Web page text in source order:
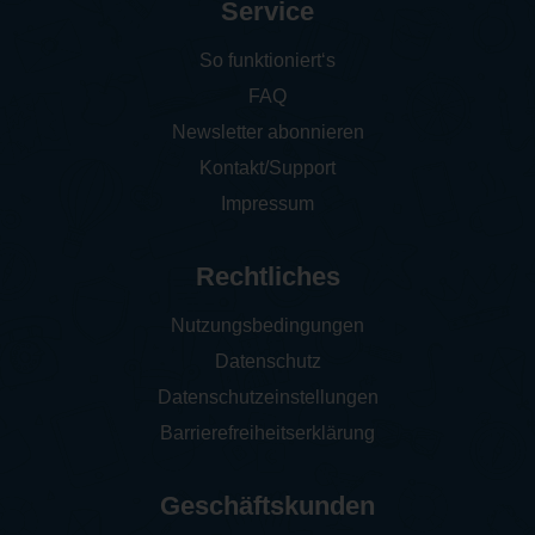
Service
So funktioniert‘s
FAQ
Newsletter abonnieren
Kontakt/Support
Impressum
Rechtliches
Nutzungsbedingungen
Datenschutz
Datenschutzeinstellungen
Barrierefreiheitserklärung
Geschäftskunden